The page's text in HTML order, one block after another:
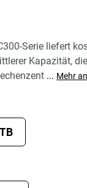
Serie liefert
Kapazität,
... Mehr